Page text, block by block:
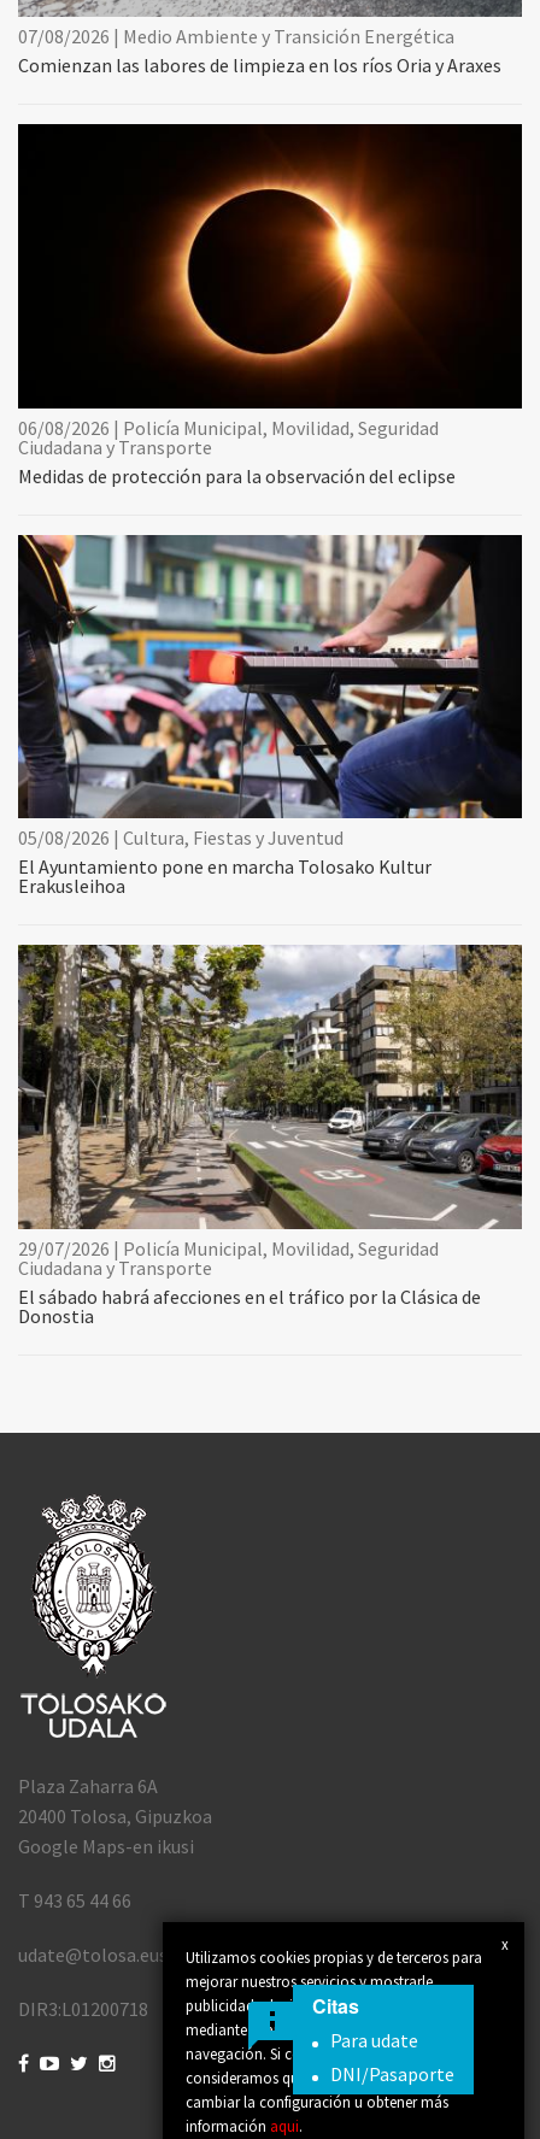
Citas
Para udate
DNI/Pasaporte
07/08/2026 | Medio Ambiente y Transición Energética
Comienzan las labores de limpieza en los ríos Oria y Araxes
06/08/2026 | Policía Municipal, Movilidad, Seguridad
Ciudadana y Transporte
Medidas de protección para la observación del eclipse
05/08/2026 | Cultura, Fiestas y Juventud
El Ayuntamiento pone en marcha Tolosako Kultur
Erakusleihoa
29/07/2026 | Policía Municipal, Movilidad, Seguridad
Ciudadana y Transporte
El sábado habrá afecciones en el tráfico por la Clásica de
Donostia
x
Utilizamos cookies propias y de terceros para
mejorar nuestros servicios y mostrarle
publicidad relacionada con sus preferencias
mediante el análisis de sus hábitos de
navegación. Si continúa navegando,
consideramos que acepta su uso. Puede
cambiar la configuración u obtener más
información aqui.
Plaza Zaharra 6A
20400 Tolosa, Gipuzkoa
Google Maps-en ikusi
T 943 65 44 66
udate@tolosa.eus
DIR3:L01200718
   